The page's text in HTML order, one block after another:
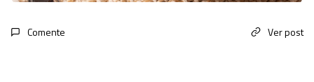
Comente Ver post